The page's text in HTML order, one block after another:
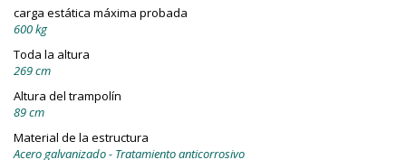
carga estática máxima probada
600 kg
Toda la altura
269 cm
Altura del trampolín
89 cm
Material de la estructura
Acero galvanizado - Tratamiento anticorrosivo